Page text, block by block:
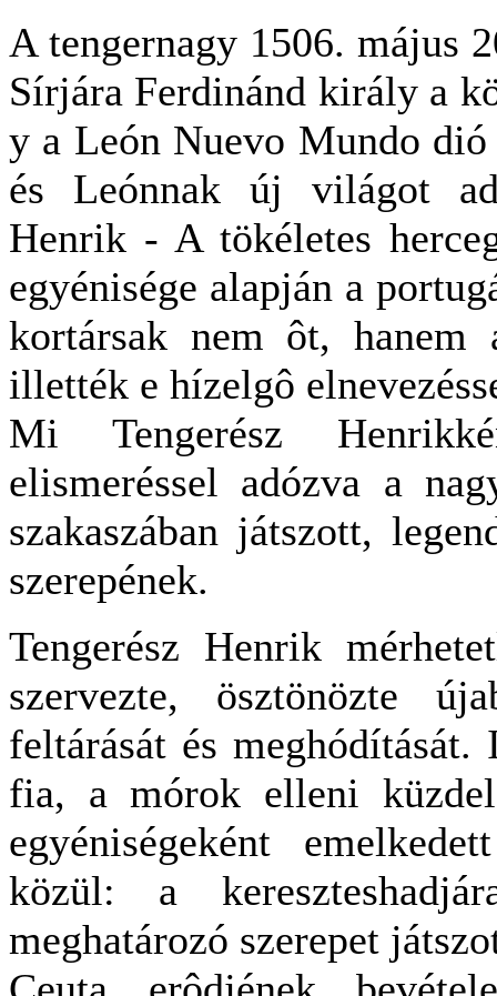
A tengernagy 1506. május
Sírjára Ferdinánd király a
y a León Nuevo Mundo
és Leónnak új világot
Henrik - A tökéletes
egyénisége alapján a
kortársak nem ôt,
illették e hízelgô
Mi Tengerész
elismeréssel adózva a
szakaszában játszott,
szerepének.
Tengerész Henrik
szervezte, ösztönözte
feltárását és
fia, a mórok elleni
egyéniségeként
közül: a
meghatározó szerepet